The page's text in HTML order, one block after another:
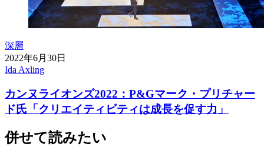
深層
2022年6月30日
Ida Axling
カンヌライオンズ2022：P&Gマーク・プリチャー
ド氏「クリエイティビティは成長を促す力」
併せて読みたい